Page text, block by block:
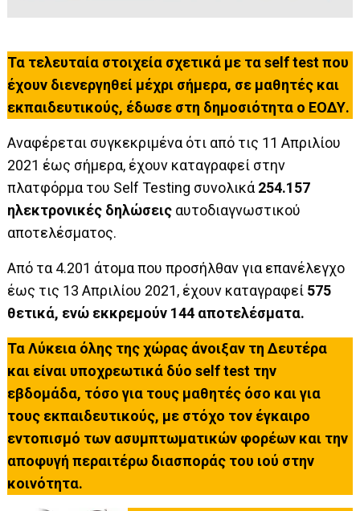
Τα τελευταία στοιχεία σχετικά με τα self test που
έχουν διενεργηθεί μέχρι σήμερα, σε μαθητές και
εκπαιδευτικούς, έδωσε στη δημοσιότητα ο ΕΟΔΥ.
Αναφέρεται συγκεκριμένα ότι από τις 11 Aπριλίου
2021 έως σήμερα, έχουν καταγραφεί στην
πλατφόρμα του Self Testing συνολικά 254.157
ηλεκτρονικές δηλώσεις αυτοδιαγνωστικού
αποτελέσματος.
Από τα 4.201 άτομα που προσήλθαν για επανέλεγχο
έως τις 13 Aπριλίου 2021, έχουν καταγραφεί 575
θετικά, ενώ εκκρεμούν 144 αποτελέσματα.
Τα Λύκεια όλης της χώρας άνοιξαν τη Δευτέρα
και είναι υποχρεωτικά δύο self test την
εβδομάδα, τόσο για τους μαθητές όσο και για
τους εκπαιδευτικούς, με στόχο τον έγκαιρο
εντοπισμό των ασυμπτωματικών φορέων και την
αποφυγή περαιτέρω διασποράς του ιού στην
κοινότητα.